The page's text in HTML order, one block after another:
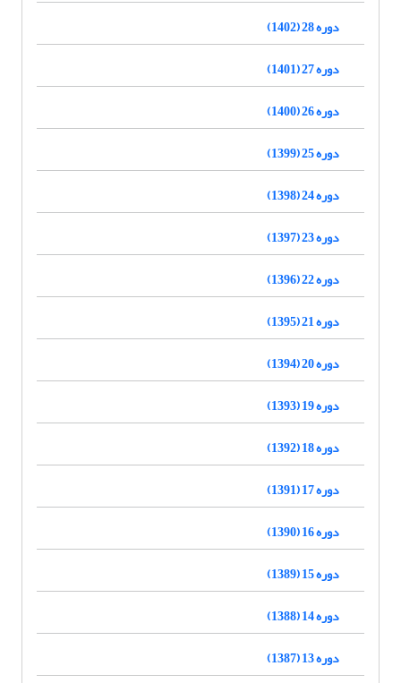
دوره 28 (1402)
دوره 27 (1401)
دوره 26 (1400)
دوره 25 (1399)
دوره 24 (1398)
دوره 23 (1397)
دوره 22 (1396)
دوره 21 (1395)
دوره 20 (1394)
دوره 19 (1393)
دوره 18 (1392)
دوره 17 (1391)
دوره 16 (1390)
دوره 15 (1389)
دوره 14 (1388)
دوره 13 (1387)